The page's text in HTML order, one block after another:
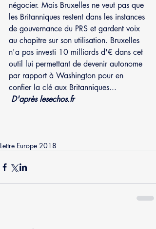
négocier. Mais Bruxelles ne veut pas que
les Britanniques restent dans les instances
de gouvernance du PRS et gardent voix
au chapitre sur son utilisation. Bruxelles
n'a pas investi 10 milliards d'€ dans cet
outil lui permettant de devenir autonome
par rapport à Washington pour en
confier la clé aux Britanniques...
D'après lesechos.fr
Lettre Europe 2018